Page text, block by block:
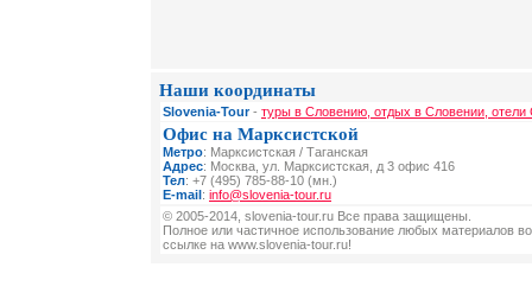
Наши координаты
Slovenia-Tour- туры в Словению, отдых в Словении,
Офис на Марксистской
Метро: Марксистская / Таганская
Адрес: Москва, ул. Марксистская, д 3 офис 416
Тел: +7 (495) 785-88-10 (мн.)
E-mail: info@slovenia-tour.ru
© 2005-2014, slovenia-tour.ru Все права защищены.
Полное или частичное использование любых материалов
ссылке на www.slovenia-tour.ru!